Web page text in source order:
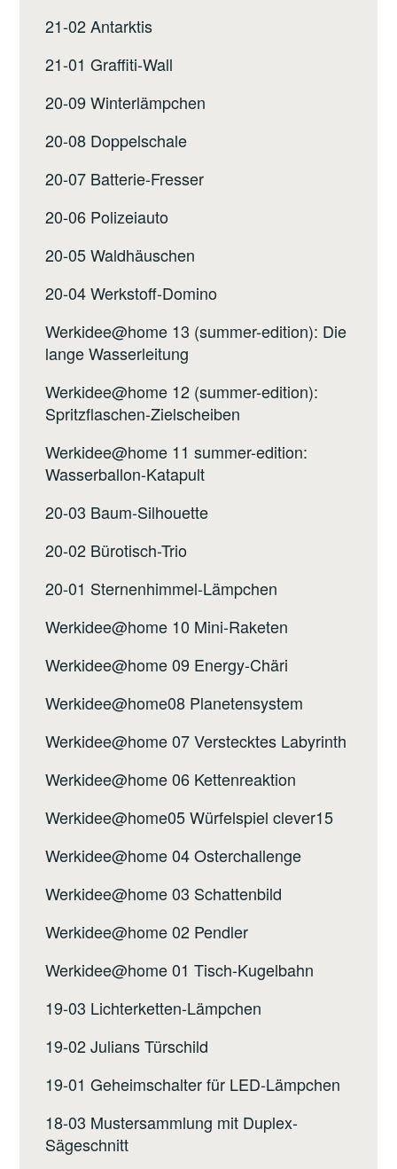
21-02 Antarktis
21-01 Graffiti-Wall
20-09 Winterlämpchen
20-08 Doppelschale
20-07 Batterie-Fresser
20-06 Polizeiauto
20-05 Waldhäuschen
20-04 Werkstoff-Domino
Werkidee@home 13 (summer-edition): Die
lange Wasserleitung
Werkidee@home 12 (summer-edition):
Spritzflaschen-Zielscheiben
Werkidee@home 11 summer-edition:
Wasserballon-Katapult
20-03 Baum-Silhouette
20-02 Bürotisch-Trio
20-01 Sternenhimmel-Lämpchen
Werkidee@home 10 Mini-Raketen
Werkidee@home 09 Energy-Chäri
Werkidee@home08 Planetensystem
Werkidee@home 07 Verstecktes Labyrinth
Werkidee@home 06 Kettenreaktion
Werkidee@home05 Würfelspiel clever15
Werkidee@home 04 Osterchallenge
Werkidee@home 03 Schattenbild
Werkidee@home 02 Pendler
Werkidee@home 01 Tisch-Kugelbahn
19-03 Lichterketten-Lämpchen
19-02 Julians Türschild
19-01 Geheimschalter für LED-Lämpchen
18-03 Mustersammlung mit Duplex-
Sägeschnitt